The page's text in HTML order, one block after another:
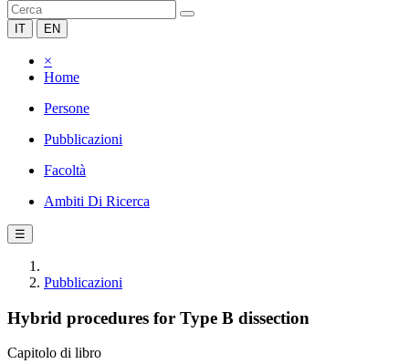
IT EN
×
Home
Persone
Pubblicazioni
Facoltà
Ambiti Di Ricerca
☰
Pubblicazioni
Hybrid procedures for Type B dissection
Capitolo di libro